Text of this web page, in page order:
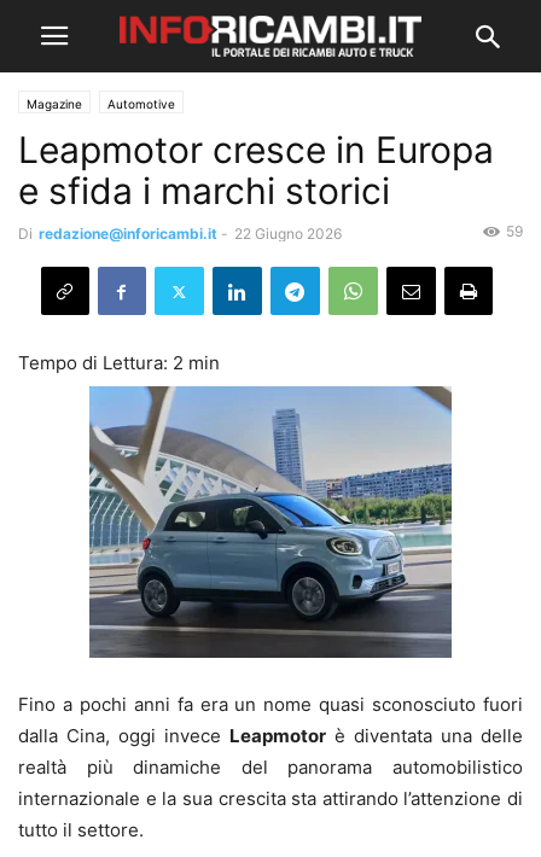
Magazine Automotive
Leapmotor cresce in Europa
e sfida i marchi storici
Di redazione@inforicambi.it - 22 Giugno 2026 59
Fino a pochi anni fa era un nome quasi sconosciuto fuori
dalla Cina, oggi invece Leapmotor è diventata una delle
realtà più dinamiche del panorama automobilistico
internazionale e la sua crescita sta attirando l’attenzione di
tutto il settore.